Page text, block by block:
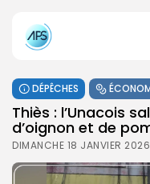
DÉPÊCHES
Thiès : l’Unacois
d’oignon et de
DIMANCHE 18 JANVIER